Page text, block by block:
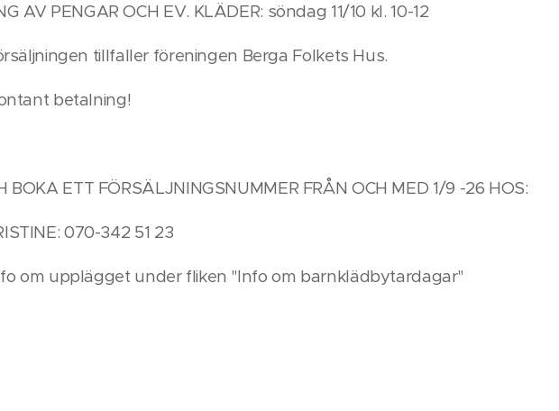
AV PENGAR OCH EV. KLÄDER: söndag 11/10 kl. 10-12
tillfaller föreningen Berga Folkets Hus.
betalning!
BOKA ETT FÖRSÄLJNINGSNUMMER FRÅN OCH MED 1/9 -26 HOS:
070-342 51 23
om upplägget under fliken "Info om barnklädbytardagar"